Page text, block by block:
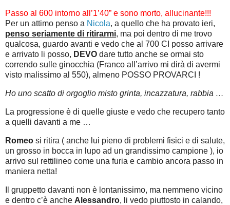
Passo al 600 intorno all’1’40” e sono morto, allucinante!!!
Per un attimo penso a Nicola, a quello che ha provato ieri,
penso seriamente di ritirarmi, ma poi dentro di me trovo
qualcosa, guardo avanti e vedo che al 700 CI posso arrivare
e arrivato li posso, DEVO dare tutto anche se ormai sto
correndo sulle ginocchia (Franco all’arrivo mi dirà di avermi
visto malissimo al 550), almeno POSSO PROVARCI !
Ho uno scatto di orgoglio misto grinta, incazzatura, rabbia …
La progressione è di quelle giuste e vedo che recupero tanto
a quelli davanti a me …
Romeo si ritira ( anche lui pieno di problemi fisici e di salute,
un grosso in bocca in lupo ad un grandissimo campione ), io
arrivo sul rettilineo come una furia e cambio ancora passo in
maniera netta!
Il gruppetto davanti non è lontanissimo, ma nemmeno vicino
e dentro c’è anche Alessandro, li vedo piuttosto in calando,